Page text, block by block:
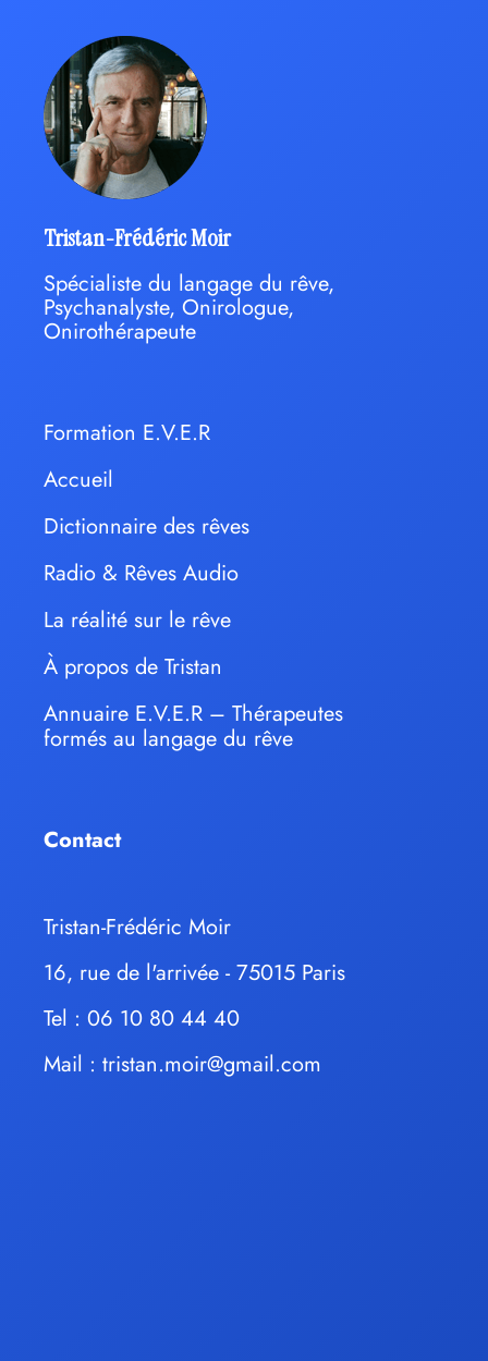
Tristan-Frédéric Moir
Spécialiste du langage du rêve,
Psychanalyste, Onirologue,
Onirothérapeute
Formation E.V.E.R
Accueil
Dictionnaire des rêves
Radio & Rêves Audio
La réalité sur le rêve
À propos de Tristan
Annuaire E.V.E.R – Thérapeutes
formés au langage du rêve
Contact
Tristan-Frédéric Moir
16, rue de l'arrivée - 75015 Paris
Tel : 06 10 80 44 40
Mail : tristan.moir@gmail.com